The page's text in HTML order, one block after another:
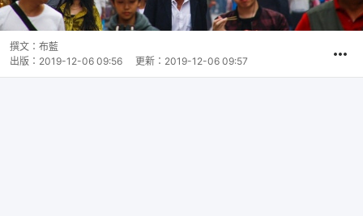
撰文： 布藍
出版： 2019-12-06 09:56 更新： 2019-12-06 09:57